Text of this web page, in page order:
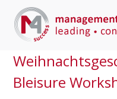
Bleisure